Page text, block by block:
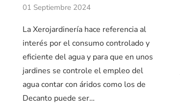
01 Septiembre 2024
La Xerojardinería hace referencia al
interés por el consumo controlado y
eficiente del agua y para que en unos
jardines se controle el empleo del
agua contar con áridos como los de
Decanto puede ser…